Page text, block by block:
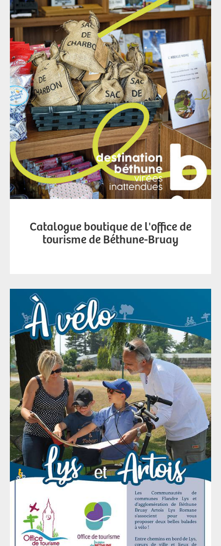
Catalogue boutique de l'office de
tourisme de Béthune-Bruay